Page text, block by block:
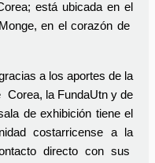
está ubicada en el
en el corazón de
a los aportes de la
Corea, la FundaUtn y de
de exhibición tiene el
costarricense a la
directo con sus